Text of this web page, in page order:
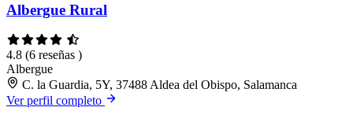
Albergue Rural
4.8 (6 reseñas )
Albergue
C. la Guardia, 5Y, 37488 Aldea del Obispo, Salamanca
Ver perfil completo